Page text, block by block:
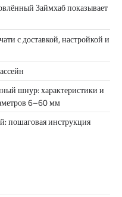
Займхаб показывает
с доставкой, настройкой и
шнур: характеристики и
6–60 мм
пошаговая инструкция